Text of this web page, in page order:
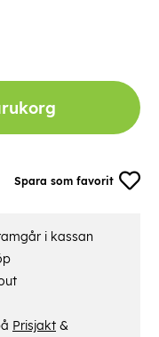
Spara som favorit
i kassan
Prisjakt &